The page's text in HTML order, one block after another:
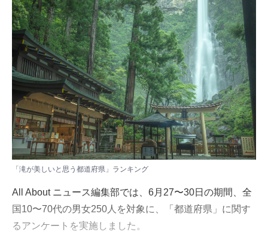
「滝が美しいと思う都道府県」ランキング
All About ニュース編集部では、6月27〜30日の期間、全
国10〜70代の男女250人を対象に、「都道府県」に関す
るアンケートを実施しました。